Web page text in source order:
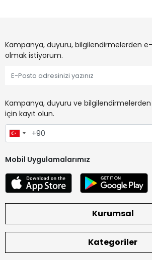
Kampanya, duyuru, bilgilendirmelerden
olmak istiyorum.
Kampanya, duyuru ve
için kayıt olun.
Mobil Uygulamalarımız
Kurumsal
Kategoriler